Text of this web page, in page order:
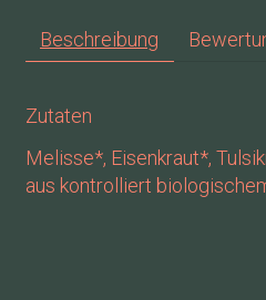
Beschreibung
Zutaten
Melisse*, Eisenkraut*,
aus kontrolliert